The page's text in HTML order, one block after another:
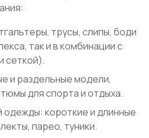
трусы, слипы, боди
так и в комбинации с
сеткой).
и раздельные модели,
для спорта и отдыха.
короткие и длинные
парео, туники.